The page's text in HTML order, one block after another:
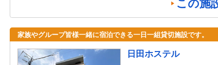
この施
家族やグループ皆様一緒に宿泊できる一日一組貸切施設です。
日田ホステル